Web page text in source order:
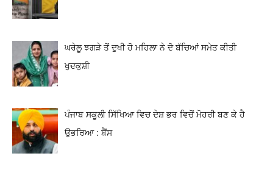
ਘਰੇਲੂ ਝਗੜੇ ਤੋਂ ਦੁਖੀ ਹੋ ਮਹਿਲਾ ਨੇ ਦੋ ਬੱਚਿਆਂ ਸਮੇਤ ਕੀਤੀ
ਖੁਦਕੁਸ਼ੀ
ਪੰਜਾਬ ਸਕੂਲੀ ਸਿੱਖਿਆ ਵਿਚ ਦੇਸ਼ ਭਰ ਵਿਚੋਂ ਮੋਹਰੀ ਬਣ ਕੇ ਹੈ
ਉਭਰਿਆ : ਬੈਂਸ